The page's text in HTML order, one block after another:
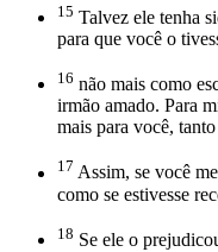
15 Talvez ele tenha
para que você o
16 não mais como
irmão amado. Para
mais para você,
17 Assim, se você
como se estivesse
18 Se ele o